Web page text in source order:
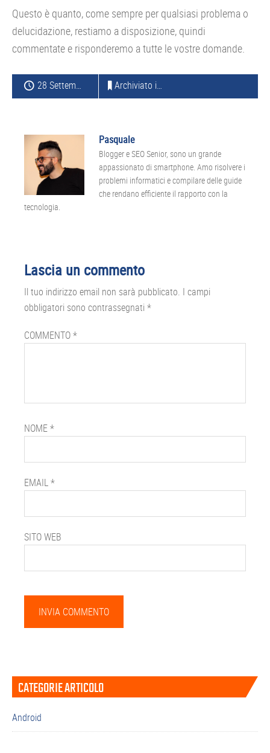
Questo è quanto, come sempre per qualsiasi problema o
delucidazione, restiamo a disposizione, quindi
commentate e risponderemo a tutte le vostre domande.
28 Settembre 2015 Archiviato in:
Pasquale
Blogger e SEO Senior, sono un grande
appassionato di smartphone. Amo risolvere i
problemi informatici e compilare delle guide
che rendano efficiente il rapporto con la
tecnologia.
Interazioni
del
lettore
Lascia un commento
Il tuo indirizzo email non sarà pubblicato. I campi
obbligatori sono contrassegnati *
COMMENTO*
NOME*
EMAIL*
SITO WEB
Barra
laterale
primaria
CATEGORIE ARTICOLO
Android